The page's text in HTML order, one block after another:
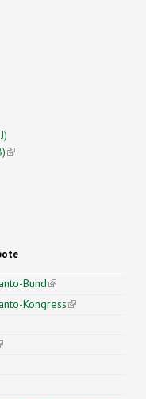
(link is external)
Bund(link is
external)
Kongress(link is
is external)
is external)